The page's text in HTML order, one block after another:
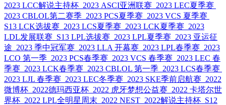
2023 LCC解说主持杯 2023 ASCI亚洲联赛 2023 LEC夏季赛
2023 CBLOL第二赛季 2023 PCS夏季赛 2023 VCS 夏季赛
S13 LCK选拔赛 2023 LCS夏季赛 2023 LCK夏季赛 2023
LDL发展联赛 S13 LPL选拔赛 2023 LPL夏季赛 2023 亚运征
途 2023 季中冠军赛 2023 LLA 开幕赛 2023 LPL春季赛 2023
LCO 第一季 2023 PCS春季赛 2023 VCS 春季赛 2023 LEC 春
季赛 2023 LCK春季赛 2023 CBLOL 第一季 2023 LCS春季赛
2023 LJL 春季赛 2023 LEC冬季赛 2023 SKE季前启航赛 2022
微博杯 2022德玛西亚杯 2022 虎牙梦想公益赛 2022 卡塔尔世
界杯 2022 LPL全明星周末 2022 NEST 2022解说主持杯 S12